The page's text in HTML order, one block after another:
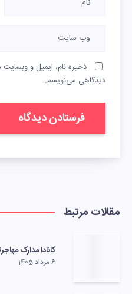
ذخیره نام، ایمیل و وبسایت
دیدگاهی می‌نویسم.
مقالات مرتبط
کانادا مدارک
6 مرداد 1405